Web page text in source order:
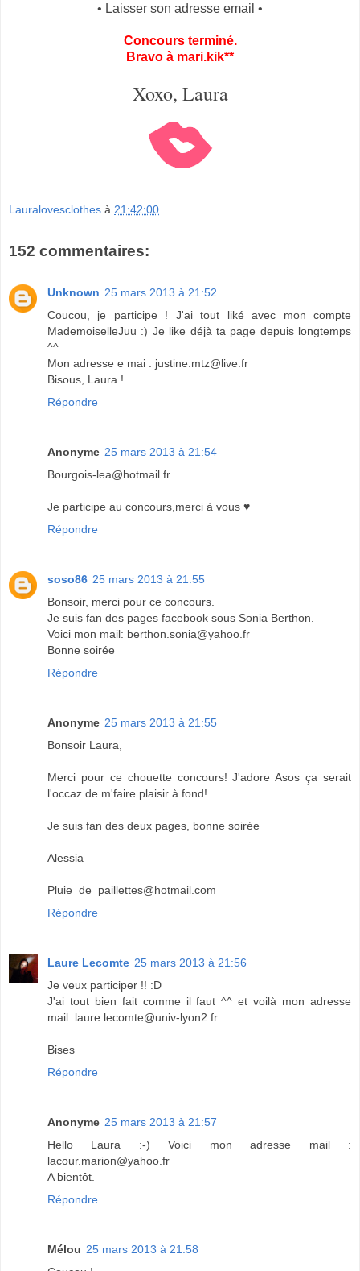
• Laisser son adresse email •
Concours terminé.
Bravo à mari.kik**
Xoxo, Laura
Lauralovesclothes à 21:42:00
152 commentaires:
Unknown 25 mars 2013 à 21:52
Coucou, je participe ! J'ai tout liké avec mon compte
MademoiselleJuu :) Je like déjà ta page depuis longtemps
^^
Mon adresse e mai : justine.mtz@live.fr
Bisous, Laura !
Répondre
Anonyme 25 mars 2013 à 21:54
Bourgois-lea@hotmail.fr
Je participe au concours,merci à vous ♥
Répondre
soso86 25 mars 2013 à 21:55
Bonsoir, merci pour ce concours.
Je suis fan des pages facebook sous Sonia Berthon.
Voici mon mail: berthon.sonia@yahoo.fr
Bonne soirée
Répondre
Anonyme 25 mars 2013 à 21:55
Bonsoir Laura,
Merci pour ce chouette concours! J'adore Asos ça serait
l'occaz de m'faire plaisir à fond!
Je suis fan des deux pages, bonne soirée
Alessia
Pluie_de_paillettes@hotmail.com
Répondre
Laure Lecomte 25 mars 2013 à 21:56
Je veux participer !! :D
J'ai tout bien fait comme il faut ^^ et voilà mon adresse
mail: laure.lecomte@univ-lyon2.fr
Bises
Répondre
Anonyme 25 mars 2013 à 21:57
Hello Laura :-) Voici mon adresse mail :
lacour.marion@yahoo.fr
A bientôt.
Répondre
Mélou 25 mars 2013 à 21:58